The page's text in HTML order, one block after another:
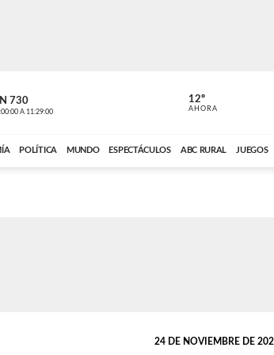
730
A 11:29:00 ABC CARDINAL
12º
AHORA
POLÍTICA MUNDO ESPECTÁCULOS ABC RURAL JUEGOS
24 DE NOVIEMBRE DE